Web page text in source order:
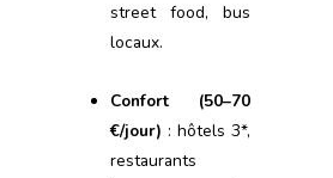
street food, bus
locaux.
Confort (50–70
€/jour) : hôtels 3*,
restaurants